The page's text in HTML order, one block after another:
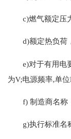
c)燃气额定压力
d)额定热负荷
e)对于有用电要
为V;电源频率,单
f) 制造商名称
g)执行标准名